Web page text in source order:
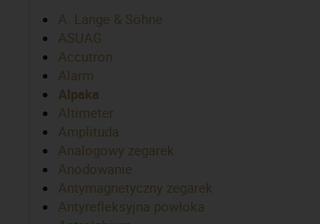
A. Lange & Söhne
ASUAG
Accutron
Alarm
Alpaka
Altimeter
Amplituda
Analogowy zegarek
Anodowanie
Antymagnetyczny zegarek
Antyrefleksyjna powłoka